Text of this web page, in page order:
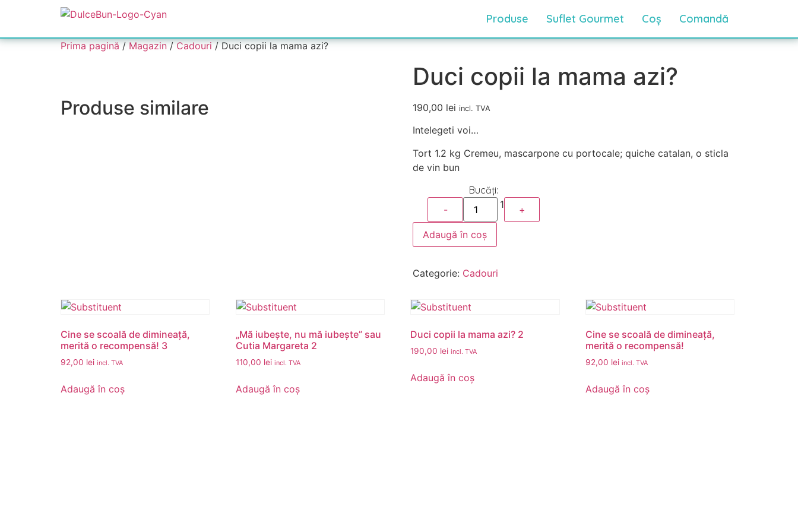
Produse Suflet Gourmet Coș Comandă
Prima pagină/Magazin/Cadouri/ Duci copii la mama azi?
Duci copii la mama azi?
190,00 lei incl. TVA
Intelegeti voi…
Tort 1.2 kg Cremeu, mascarpone cu portocale; quiche catalan, o sticla
de vin bun
- 1 +
Adaugă în coș
Categorie: Cadouri
Produse similare
Cine se scoală de dimineață,
merită o recompensă! 3
92,00 lei incl. TVA
Adaugă în coș
„Mă iubește, nu mă iubește” sau
Cutia Margareta 2
110,00 lei incl. TVA
Adaugă în coș
Duci copii la mama azi? 2
190,00 lei incl. TVA
Adaugă în coș
Cine se scoală de dimineață,
merită o recompensă!
92,00 lei incl. TVA
Adaugă în coș